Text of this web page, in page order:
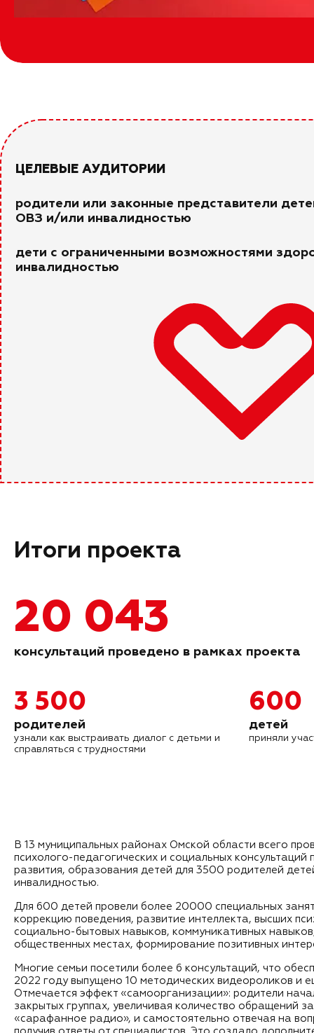
ЦЕЛЕВЫЕ АУДИТОРИИ
родители или законные представители
ОВЗ и/или инвалидностью
дети с ограниченными возможностями
инвалидностью
Итоги проекта
20 043
консультаций проведено в рамках проекта
3 500
родителей
узнали как выстраивать диалог с детьми и
справляться с трудностями
600
детей
приняли
В 13 муниципальных районах Омской области всего
психолого-педагогических и социальных консультаций
развития, образования детей для 3500 родителей
инвалидностью.
Для 600 детей провели более 20000 специальных
коррекцию поведения, развитие интеллекта, высших
социально-бытовых навыков, коммуникативных
общественных местах, формирование позитивных
Многие семьи посетили более 6 консультаций, что
2022 году выпущено 10 методических видеороликов и
Отмечается эффект «самоорганизации»: родители
закрытых группах, увеличивая количество обращений
«сарафанное радио», и самостоятельно отвечая на